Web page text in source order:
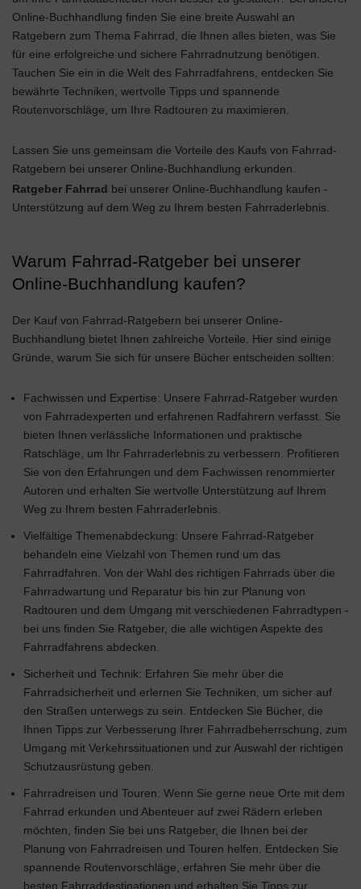
Online-Buchhandlung finden Sie eine breite Auswahl an
Ratgebern zum Thema Fahrrad, die Ihnen alles bieten, was Sie
für eine erfolgreiche und sichere Fahrradnutzung benötigen.
Tauchen Sie ein in die Welt des Fahrradfahrens, entdecken Sie
bewährte Techniken, wertvolle Tipps und spannende
Routenvorschläge, um Ihre Radtouren zu maximieren.
Lassen Sie uns gemeinsam die Vorteile des Kaufs von Fahrrad-
Ratgebern bei unserer Online-Buchhandlung erkunden.
Ratgeber Fahrrad bei unserer Online-Buchhandlung kaufen -
Unterstützung auf dem Weg zu Ihrem besten Fahrraderlebnis.
Warum Fahrrad-Ratgeber bei unserer
Online-Buchhandlung kaufen?
Der Kauf von Fahrrad-Ratgebern bei unserer Online-
Buchhandlung bietet Ihnen zahlreiche Vorteile. Hier sind einige
Gründe, warum Sie sich für unsere Bücher entscheiden sollten:
Fachwissen und Expertise: Unsere Fahrrad-Ratgeber wurden
von Fahrradexperten und erfahrenen Radfahrern verfasst. Sie
bieten Ihnen verlässliche Informationen und praktische
Ratschläge, um Ihr Fahrraderlebnis zu verbessern. Profitieren
Sie von den Erfahrungen und dem Fachwissen renommierter
Autoren und erhalten Sie wertvolle Unterstützung auf Ihrem
Weg zu Ihrem besten Fahrraderlebnis.
Vielfältige Themenabdeckung: Unsere Fahrrad-Ratgeber
behandeln eine Vielzahl von Themen rund um das
Fahrradfahren. Von der Wahl des richtigen Fahrrads über die
Fahrradwartung und Reparatur bis hin zur Planung von
Radtouren und dem Umgang mit verschiedenen Fahrradtypen -
bei uns finden Sie Ratgeber, die alle wichtigen Aspekte des
Fahrradfahrens abdecken.
Sicherheit und Technik: Erfahren Sie mehr über die
Fahrradsicherheit und erlernen Sie Techniken, um sicher auf
den Straßen unterwegs zu sein. Entdecken Sie Bücher, die
Ihnen Tipps zur Verbesserung Ihrer Fahrradbeherrschung, zum
Umgang mit Verkehrssituationen und zur Auswahl der richtigen
Schutzausrüstung geben.
Fahrradreisen und Touren: Wenn Sie gerne neue Orte mit dem
Fahrrad erkunden und Abenteuer auf zwei Rädern erleben
möchten, finden Sie bei uns Ratgeber, die Ihnen bei der
Planung von Fahrradreisen und Touren helfen. Entdecken Sie
spannende Routenvorschläge, erfahren Sie mehr über die
besten Fahrraddestinationen und erhalten Sie Tipps zur